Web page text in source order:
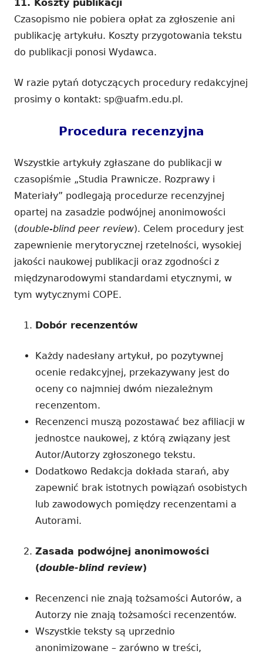
11. Koszty publikacji
Czasopismo nie pobiera opłat za zgłoszenie ani
publikację artykułu. Koszty przygotowania tekstu
do publikacji ponosi Wydawca.
W razie pytań dotyczących procedury redakcyjnej
prosimy o kontakt: sp@uafm.edu.pl.
Procedura recenzyjna
Wszystkie artykuły zgłaszane do publikacji w
czasopiśmie „Studia Prawnicze. Rozprawy i
Materiały” podlegają procedurze recenzyjnej
opartej na zasadzie podwójnej anonimowości
(double-blind peer review). Celem procedury jest
zapewnienie merytorycznej rzetelności, wysokiej
jakości naukowej publikacji oraz zgodności z
międzynarodowymi standardami etycznymi, w
tym wytycznymi COPE.
Dobór recenzentów
Każdy nadesłany artykuł, po pozytywnej
ocenie redakcyjnej, przekazywany jest do
oceny co najmniej dwóm niezależnym
recenzentom.
Recenzenci muszą pozostawać bez afiliacji w
jednostce naukowej, z którą związany jest
Autor/Autorzy zgłoszonego tekstu.
Dodatkowo Redakcja dokłada starań, aby
zapewnić brak istotnych powiązań osobistych
lub zawodowych pomiędzy recenzentami a
Autorami.
Zasada podwójnej anonimowości
(double-blind review)
Recenzenci nie znają tożsamości Autorów, a
Autorzy nie znają tożsamości recenzentów.
Wszystkie teksty są uprzednio
anonimizowane – zarówno w treści,